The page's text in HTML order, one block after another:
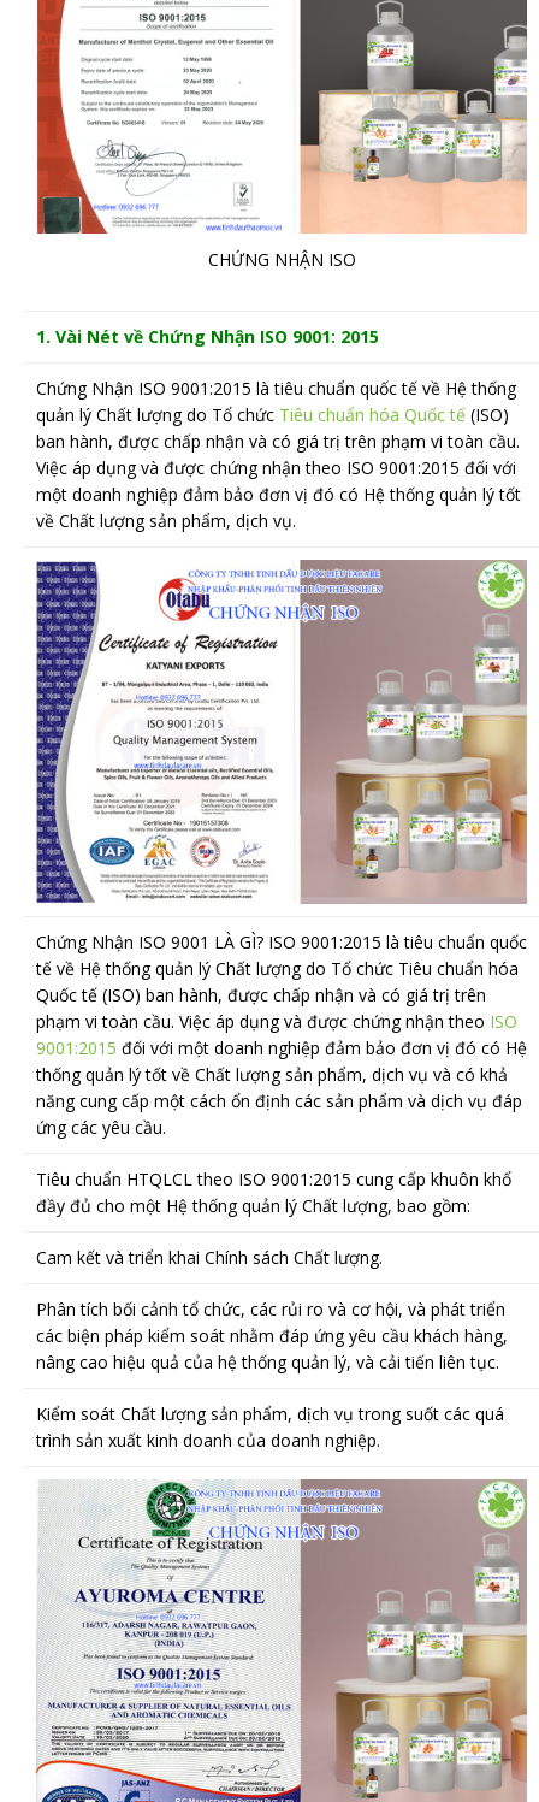
CHỨNG NHẬN ISO
1. Vài Nét về Chứng Nhận ISO 9001: 2015
Chứng Nhận ISO 9001:2015 là tiêu chuẩn quốc tế về Hệ thống
quản lý Chất lượng do Tổ chức Tiêu chuẩn hóa Quốc tế (ISO)
ban hành, được chấp nhận và có giá trị trên phạm vi toàn cầu.
Việc áp dụng và được chứng nhận theo ISO 9001:2015 đối với
một doanh nghiệp đảm bảo đơn vị đó có Hệ thống quản lý tốt
về Chất lượng sản phẩm, dịch vụ.
Chứng Nhận ISO 9001 LÀ GÌ? ISO 9001:2015 là tiêu chuẩn quốc
tế về Hệ thống quản lý Chất lượng do Tổ chức Tiêu chuẩn hóa
Quốc tế (ISO) ban hành, được chấp nhận và có giá trị trên
phạm vi toàn cầu. Việc áp dụng và được chứng nhận theo ISO
9001:2015 đối với một doanh nghiệp đảm bảo đơn vị đó có Hệ
thống quản lý tốt về Chất lượng sản phẩm, dịch vụ và có khả
năng cung cấp một cách ổn định các sản phẩm và dịch vụ đáp
ứng các yêu cầu.
Tiêu chuẩn HTQLCL theo ISO 9001:2015 cung cấp khuôn khổ
đầy đủ cho một Hệ thống quản lý Chất lượng, bao gồm:
Cam kết và triển khai Chính sách Chất lượng.
Phân tích bối cảnh tổ chức, các rủi ro và cơ hội, và phát triển
các biện pháp kiểm soát nhằm đáp ứng yêu cầu khách hàng,
nâng cao hiệu quả của hệ thống quản lý, và cải tiến liên tục.
Kiểm soát Chất lượng sản phẩm, dịch vụ trong suốt các quá
trình sản xuất kinh doanh của doanh nghiệp.